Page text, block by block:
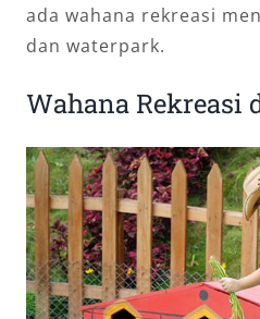
ada wahana rekreasi
dan waterpark.
Wahana Rekreasi